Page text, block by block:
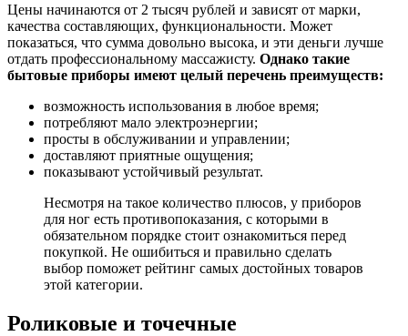
Цены начинаются от 2 тысяч рублей и зависят от марки,
качества составляющих, функциональности. Может
показаться, что сумма довольно высока, и эти деньги лучше
отдать профессиональному массажисту. Однако такие
бытовые приборы имеют целый перечень преимуществ:
возможность использования в любое время;
потребляют мало электроэнергии;
просты в обслуживании и управлении;
доставляют приятные ощущения;
показывают устойчивый результат.
Несмотря на такое количество плюсов, у приборов
для ног есть противопоказания, с которыми в
обязательном порядке стоит ознакомиться перед
покупкой. Не ошибиться и правильно сделать
выбор поможет рейтинг самых достойных товаров
этой категории.
Роликовые и точечные